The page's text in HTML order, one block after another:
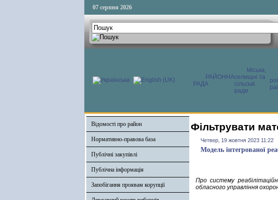
07 серпня 2026
РАЙОННА
РАДА
Міська,
селищні та
сільські
ради
Відомості про район
Нормативно-правова база
Публічні закупівлі
Публічна інформація
Запобігання проявам корупції
Фільтрувати
Четвер, 19 жовтня 2023 11:22
Модель інтегрованої
Про систему
обласного управління